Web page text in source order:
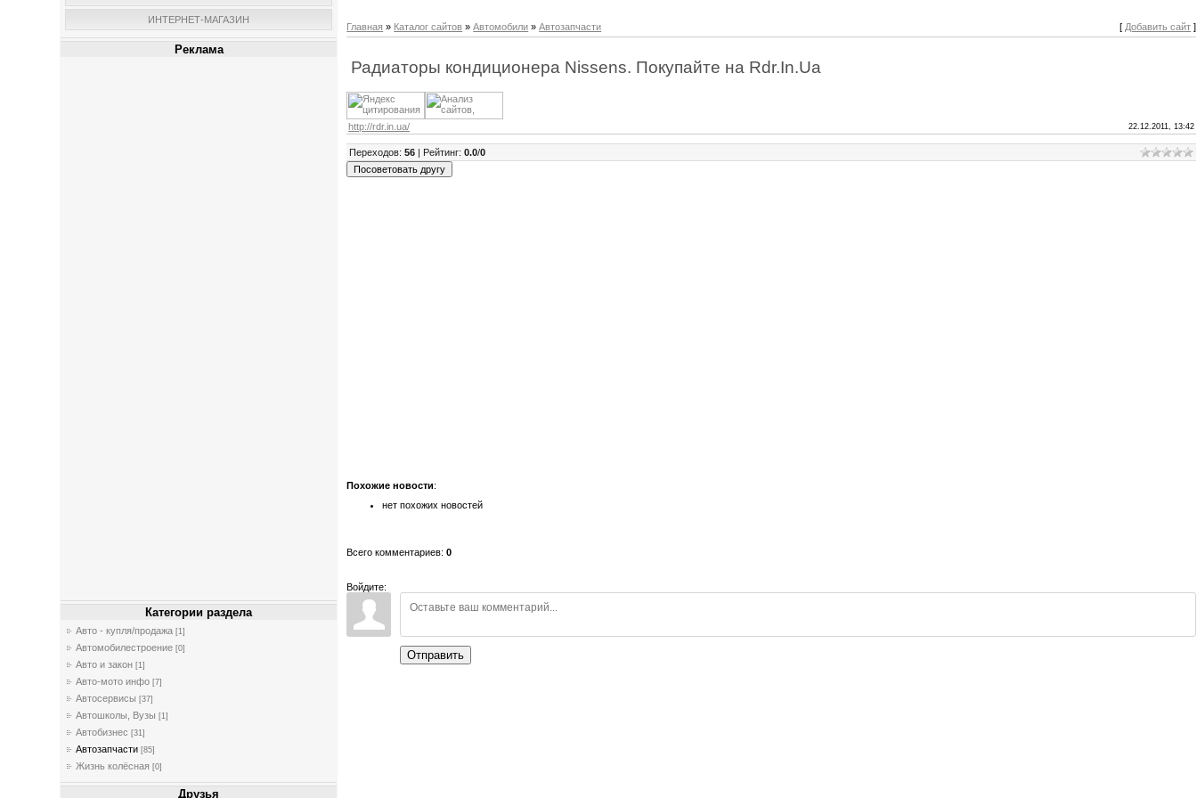
ИНТЕРНЕТ-МАГАЗИН
Реклама
Категории раздела
Авто - купля/продажа [1]
Автомобилестроение [0]
Авто и закон [1]
Авто-мото инфо [7]
Автосервисы [37]
Автошколы, Вузы [1]
Автобизнес [31]
Автозапчасти [85]
Жизнь колёсная [0]
Друзья
Главная » Каталог сайтов »Автомобили »Автозапчасти [ Добавить сайт ]
Радиаторы кондиционера Nissens. Покупайте на Rdr.In.Ua
http://rdr.in.ua/ 22.12.2011, 13:42
Переходов:56 | Рейтинг:0.0/0
Похожие новости:
нет похожих новостей
Всего комментариев:0
Войдите:
Отправить